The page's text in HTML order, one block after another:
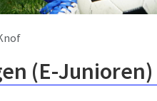
(E-Junioren)